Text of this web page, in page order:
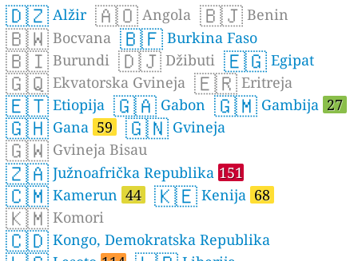
🇩🇿 Alžir 🇦🇴 Angola 🇧🇯 Benin
🇧🇼 Bocvana 🇧🇫 Burkina Faso
🇧🇮 Burundi 🇩🇯 Džibuti 🇪🇬 Egipat
🇬🇶 Ekvatorska Gvineja 🇪🇷 Eritreja
🇪🇹 Etiopija 🇬🇦 Gabon 🇬🇲 Gambija 27
🇬🇭 Gana 59 🇬🇳 Gvineja
🇬🇼 Gvineja Bisau
🇿🇦 Južnoafrička Republika 151
🇨🇲 Kamerun 44 🇰🇪 Kenija 68
🇰🇲 Komori
🇨🇩 Kongo, Demokratska Republika